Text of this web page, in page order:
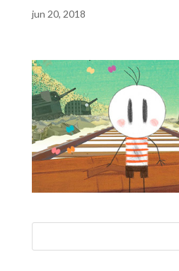
jun 20, 2018